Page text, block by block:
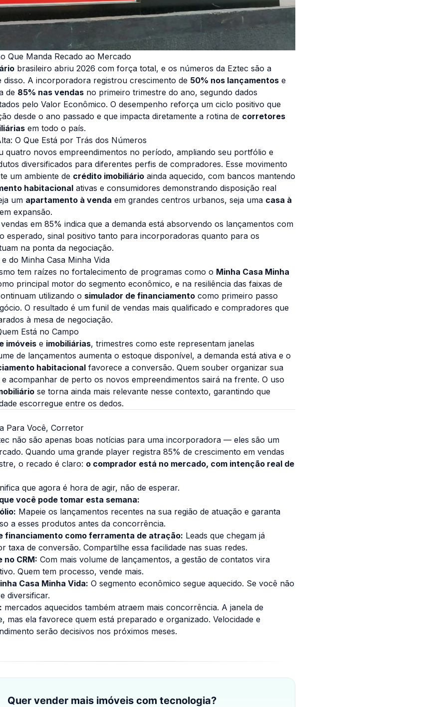
Que Manda Recado ao Mercado
brasileiro abriu 2026 com força total, e os números da Eztec são a
disso. A incorporadora registrou crescimento de 50% nos lançamentos e
de 85% nas vendas no primeiro trimestre do ano, segundo dados
pelo Valor Econômico. O desempenho reforça um ciclo positivo que
desde o ano passado e que impacta diretamente a rotina de corretores
em todo o país.
O Que Está por Trás dos Números
quatro novos empreendimentos no período, ampliando seu portfólio e
diversificados para diferentes perfis de compradores. Esse movimento
um ambiente de crédito imobiliário ainda aquecido, com bancos mantendo
habitacional ativas e consumidores demonstrando disposição real
um apartamento à venda em grandes centros urbanos, seja uma casa à
expansão.
em 85% indica que a demanda está absorvendo os lançamentos com
esperado, sinal positivo tanto para incorporadoras quanto para os
na ponta da negociação.
do Minha Casa Minha Vida
tem raízes no fortalecimento de programas como o Minha Casa Minha
principal motor do segmento econômico, e na resiliência das faixas de
utilizando o simulador de financiamento como primeiro passo
O resultado é um funil de vendas mais qualificado e compradores que
à mesa de negociação.
Está no Campo
imóveis e imobiliárias, trimestres como este representam janelas
de lançamentos aumenta o estoque disponível, a demanda está ativa e o
habitacional favorece a conversão. Quem souber organizar sua
acompanhar de perto os novos empreendimentos sairá na frente. O uso
se torna ainda mais relevante nesse contexto, garantindo que
escorregue entre os dedos.
Para Você, Corretor
não são apenas boas notícias para uma incorporadora — eles são um
Quando uma grande player registra 85% de crescimento em vendas
o recado é claro: o comprador está no mercado, com intenção real de
que agora é hora de agir, não de esperar.
você pode tomar esta semana:
Mapeie os lançamentos recentes na sua região de atuação e garanta
a esses produtos antes da concorrência.
financiamento como ferramenta de atração: Leads que chegam já
taxa de conversão. Compartilhe essa facilidade nas suas redes.
no CRM: Com mais volume de lançamentos, a gestão de contatos vira
Quem tem processo, vende mais.
Casa Minha Vida: O segmento econômico segue aquecido. Se você não
diversificar.
mercados aquecidos também atraem mais concorrência. A janela de
mas ela favorece quem está preparado e organizado. Velocidade e
serão decisivos nos próximos meses.
Quer vender mais imóveis com tecnologia?